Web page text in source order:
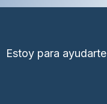
Estoy para ayudarte